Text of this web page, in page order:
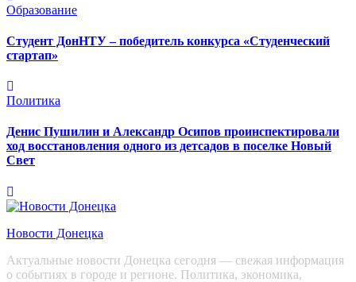
Образование
Студент ДонНТУ – победитель конкурса «Студенческий
стартап»
Политика
Денис Пушилин и Александр Осипов проинспектировали
ход восстановления одного из детсадов в поселке Новый
Свет
Новости Донецка
Актуальные новости Донецка сегодня — свежая информация
о событиях в городе и регионе. Политика, экономика,